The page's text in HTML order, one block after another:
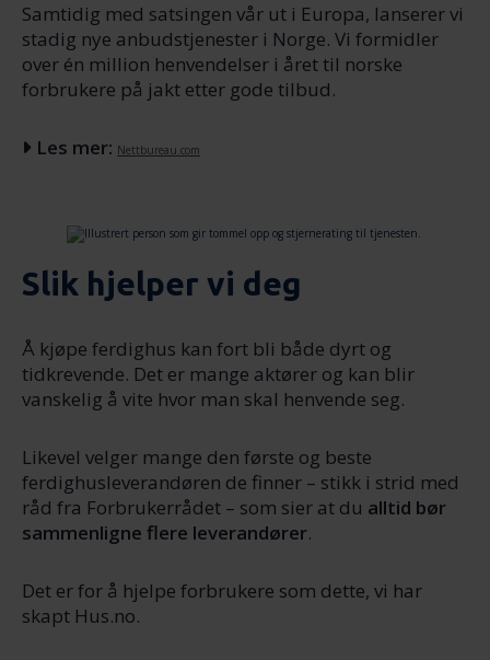
Samtidig med satsingen vår ut i Europa, lanserer vi
stadig nye anbudstjenester i Norge. Vi formidler
over én million henvendelser i året til norske
forbrukere på jakt etter gode tilbud.
Les mer: Nettbureau.com
Slik hjelper vi deg
Å kjøpe ferdighus kan fort bli både dyrt og
tidkrevende. Det er mange aktører og kan blir
vanskelig å vite hvor man skal henvende seg.
Likevel velger mange den første og beste
ferdighusleverandøren de finner – stikk i strid med
råd fra Forbrukerrådet – som sier at du alltid bør
sammenligne flere leverandører.
Det er for å hjelpe forbrukere som dette, vi har
skapt Hus.no.